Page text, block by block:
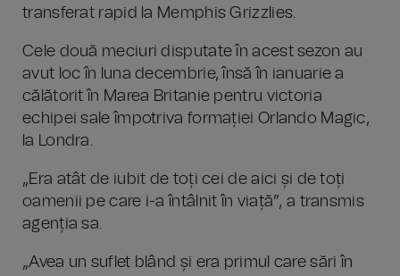
transferat rapid la Memphis Grizzlies.
Cele două meciuri disputate în acest sezon au
avut loc în luna decembrie, însă în ianuarie a
călătorit în Marea Britanie pentru victoria
echipei sale împotriva formației Orlando Magic,
la Londra.
„Era atât de iubit de toți cei de aici și de toți
oamenii pe care i-a întâlnit în viață”, a transmis
agenția sa.
„Avea un suflet blând și era primul care sări în